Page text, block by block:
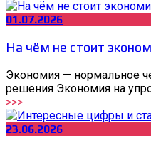
01.07.2026
На чём не стоит
Экономия — нормальное
решения Экономия на
>>>
23.06.2026